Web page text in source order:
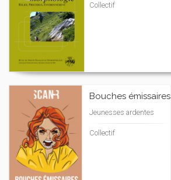
Collectif
Bouches émissaires
Jeunesses ardentes
Collectif